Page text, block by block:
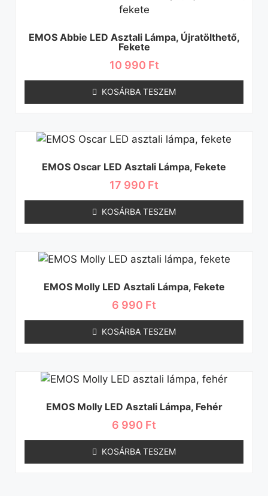
EMOS Abbie LED Asztali Lámpa, Újratölthető,
Fekete
10 990 Ft
KOSÁRBA TESZEM
EMOS Oscar LED Asztali Lámpa, Fekete
17 990 Ft
KOSÁRBA TESZEM
EMOS Molly LED Asztali Lámpa, Fekete
6 990 Ft
KOSÁRBA TESZEM
EMOS Molly LED Asztali Lámpa, Fehér
6 990 Ft
KOSÁRBA TESZEM